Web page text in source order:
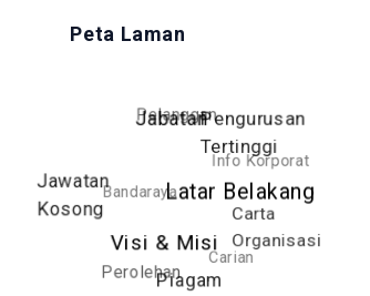
Peta Laman
Latar Belakang
Visi & Misi
Piagam
Carta
Organisasi
Pengurusan
Tertinggi
Jabatan
Jawatan
Kosong
Perolehan
Carian
Info Korporat
Pelanggan
Bandaraya